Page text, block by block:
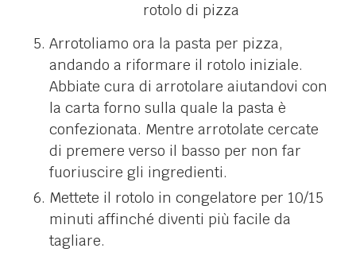
Arrotoliamo ora la pasta per pizza,
andando a riformare il rotolo iniziale.
Abbiate cura di arrotolare aiutandovi con
la carta forno sulla quale la pasta è
confezionata. Mentre arrotolate cercate
di premere verso il basso per non far
fuoriuscire gli ingredienti.
Mettete il rotolo in congelatore per 10/15
minuti affinché diventi più facile da
tagliare.